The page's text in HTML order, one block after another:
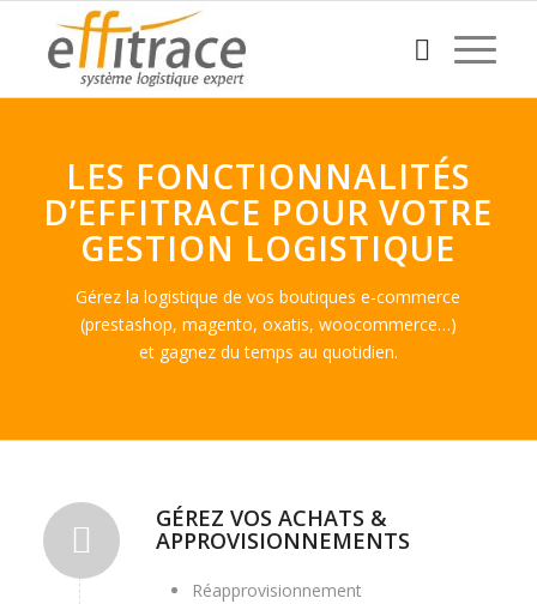
LES FONCTIONNALITÉS
D’EFFITRACE POUR VOTRE
GESTION LOGISTIQUE
Gérez la logistique de vos boutiques e-commerce
(prestashop, magento, oxatis, woocommerce…)
et gagnez du temps au quotidien.
GÉREZ VOS ACHATS &
APPROVISIONNEMENTS
Réapprovisionnement